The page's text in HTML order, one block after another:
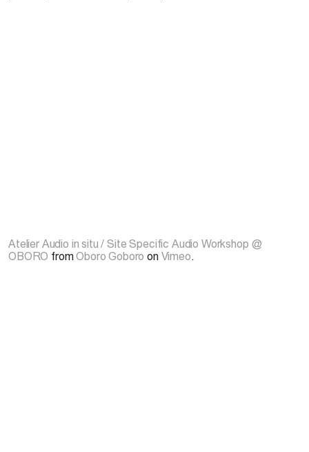
Atelier Audio in situ / Site Specific Audio Workshop @
OBORO fromOboro Goboro on Vimeo.